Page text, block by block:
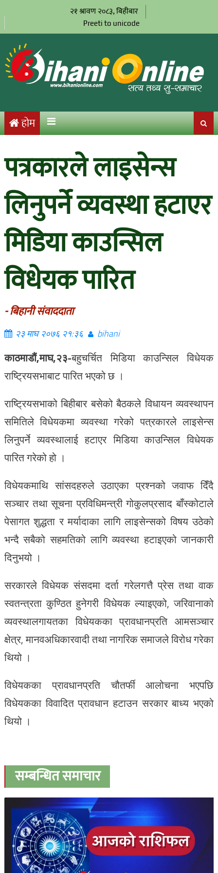
२१ श्रावण २०८३, बिहीबार
Preeti to unicode
होम
पत्रकारले लाइसेन्स
लिनुपर्ने व्यवस्था हटाएर
मिडिया काउन्सिल
विधेयक पारित
- बिहानी संवाददाता
२३ माघ २०७६ २१:३६ bihani
काठमाडौं,माघ,२३-बहुचर्चित मिडिया काउन्सिल विधेयक
राष्ट्रियसभाबाट पारित भएको छ ।
राष्ट्रियसभाको बिहीबार बसेको बैठकले विधायन व्यवस्थापन
समितिले विधेयकमा व्यवस्था गरेको पत्रकारले लाइसेन्स
लिनुपर्ने व्यवस्थालाई हटाएर मिडिया काउन्सिल विधेयक
पारित गरेको हो ।
विधेयकमाथि सांसदहरुले उठाएका प्रश्नको जवाफ दिँदै
सञ्चार तथा सूचना प्रविधिमन्त्री गोकुलप्रसाद बाँस्कोटाले
पेसागत शुद्धता र मर्यादाका लागि लाइसेन्सको विषय उठेको
भन्दै सबैको सहमतिको लागि व्यवस्था हटाइएको जानकारी
दिनुभयो ।
सरकारले विधेयक संसदमा दर्ता गरेलगत्तै प्रेस तथा वाक
स्वतन्त्रता कुण्ठित हुनेगरी विधेयक ल्याइएको, जरिवानाको
व्यवस्थालगायतका विधेयकका प्रावधानप्रति आमसञ्चार
क्षेत्र, मानवअधिकारवादी तथा नागरिक समाजले विरोध गरेका
थियो ।
विधेयकका प्रावधानप्रति चौतर्फी आलोचना भएपछि
विधेयकका विवादित प्रावधान हटाउन सरकार बाध्य भएको
थियो ।
सम्बन्धित समाचार